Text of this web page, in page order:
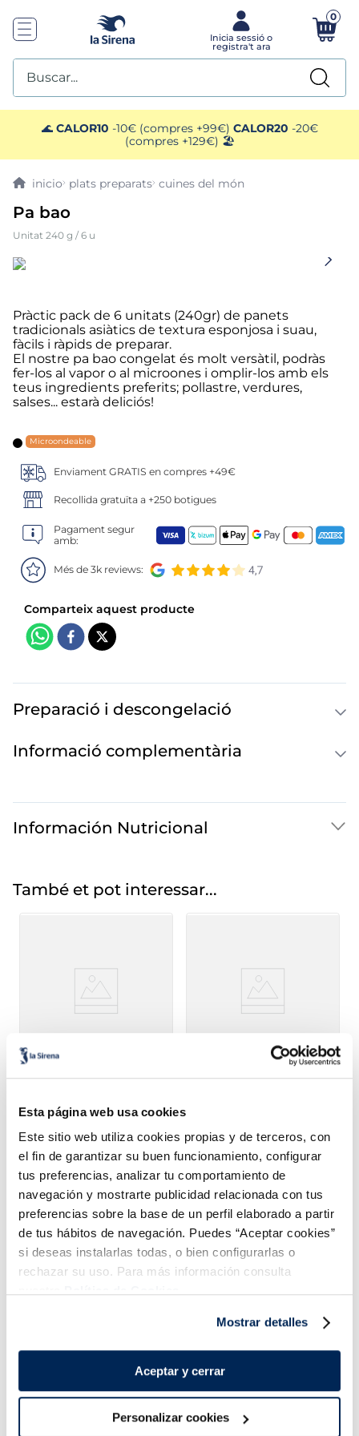
Esta página web usa cookies
Este sitio web utiliza cookies propias y de terceros, con
el fin de garantizar su buen funcionamiento, configurar
tus preferencias, analizar tu comportamiento de
navegación y mostrarte publicidad relacionada con tus
preferencias sobre la base de un perfil elaborado a partir
de tus hábitos de navegación. Puedes “Aceptar cookies”
si deseas instalarlas todas, o bien configurarlas o
rechazar su uso. Para más información consulta
Mostrar detalles
Aceptar y cerrar
Personalizar cookies
0
Buscar...
🌊 CALOR10 -10€ (compres +99€) CALOR20 -20€
(compres +129€) 🏖️
plats preparats cuines del món
Pa bao
Unitat 240 g / 6 u
Pràctic pack de 6 unitats (240gr) de panets
tradicionals asiàtics de textura esponjosa i suau,
fàcils i ràpids de preparar.
El nostre pa bao congelat és molt versàtil, podràs
fer-los al vapor o al microones i omplir-los amb els
teus ingredients preferits; pollastre, verdures,
salses... estarà deliciós!
Microondeable
Enviament GRATIS en compres +49€
Recollida gratuïta a +250 botigues
Pagament segur
amb:
Més de 3k reviews:
Preparació i descongelació
Informació complementària
Información Nutricional
També et pot interessar...
3,99 €
Bossa 400g
Añadir Añadir
Combina-ho i fes un menú de 10!
MSC Premium
TOP SEARCHES
1. mejillones
3 mango
5. ensaladilla
6 gelats sirena
7. menus
8 calamar sirena
9. salmó premium